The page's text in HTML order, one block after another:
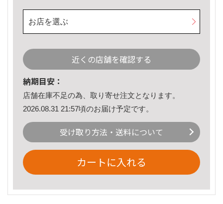
お店を選ぶ
近くの店舗を確認する
納期目安：
店舗在庫不足の為、取り寄せ注文となります。
2026.08.31 21:57頃のお届け予定です。
受け取り方法・送料について
カートに入れる